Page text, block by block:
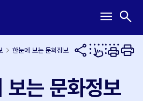
메
열
기
menu 검
열
기
search
한눈에 보는 문화정보
보는 문화정보